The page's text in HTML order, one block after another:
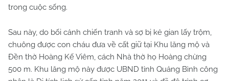
trong cuộc sống.
Sau này, do bối cảnh chiến tranh và sợ bị kẻ gian lấy trộm,
chuông được con cháu đưa về cất giữ tại Khu lăng mộ và
Đền thờ Hoàng Kế Viêm, cách Nhà thờ họ Hoàng chừng
500 m. Khu lăng mộ này được UBND tỉnh Quảng Bình công